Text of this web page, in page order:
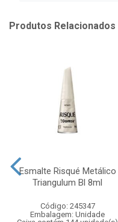
Produtos Relacionados
Esmalte Risqué Metálico
Triangulum Bl 8ml
Código: 245347
Embalagem: Unidade